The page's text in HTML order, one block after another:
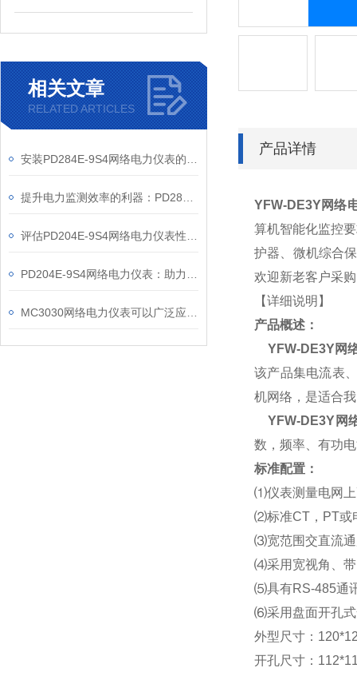
相关文章
RELATED ARTICLES
产品详情
YFW-DE3Y网络
算机智能化监控
护器、微机综合
欢迎新老客户采
【详细说明】
产品概述：
YFW-DE3Y网
该产品集电流表
机网络，是适合
YFW-DE3Y网
数，频率、有功
标准配置：
⑴仪表测量电网
⑵标准CT，PT或
⑶宽范围交直流
⑷采用宽视角、
⑸具有RS-485通
⑹采用盘面开孔
外型尺寸：
开孔尺寸：